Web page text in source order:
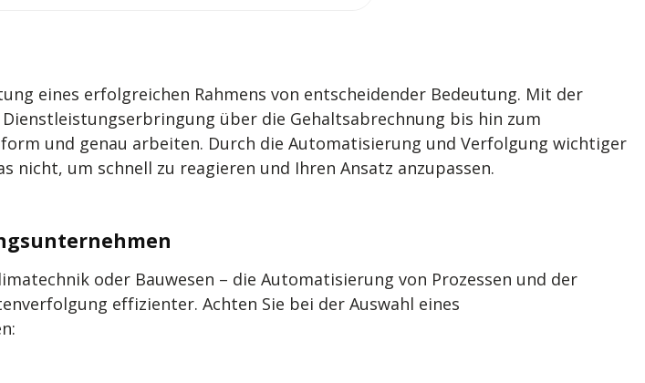
eines erfolgreichen Rahmens von entscheidender Bedeutung. Mit der
über die Gehaltsabrechnung bis hin zum
und genau arbeiten. Durch die Automatisierung und Verfolgung wichtiger
nicht, um schnell zu reagieren und Ihren Ansatz anzupassen.
oder Bauwesen – die Automatisierung von Prozessen und der
effizienter. Achten Sie bei der Auswahl eines